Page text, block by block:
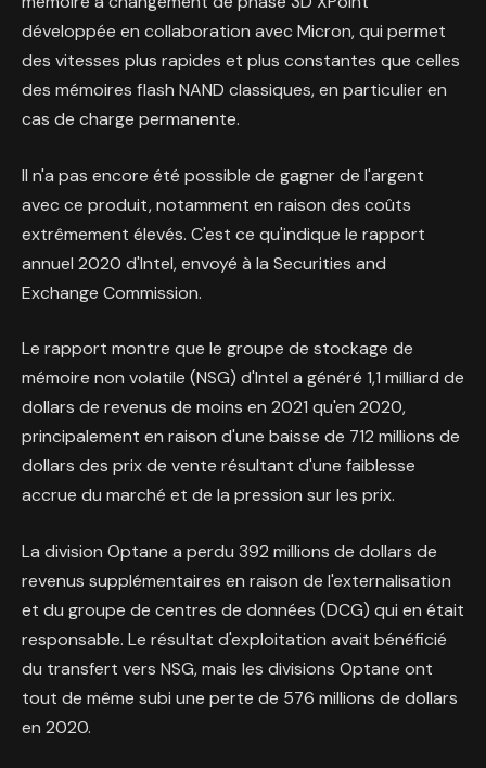
développée en collaboration avec Micron, qui permet
des vitesses plus rapides et plus constantes que celles
des mémoires flash NAND classiques, en particulier en
cas de charge permanente.
Il n'a pas encore été possible de gagner de l'argent
avec ce produit, notamment en raison des coûts
extrêmement élevés. C'est ce qu'indique le rapport
annuel 2020 d'Intel, envoyé à la Securities and
Exchange Commission.
Le rapport montre que le groupe de stockage de
mémoire non volatile (NSG) d'Intel a généré 1,1 milliard de
dollars de revenus de moins en 2021 qu'en 2020,
principalement en raison d'une baisse de 712 millions de
dollars des prix de vente résultant d'une faiblesse
accrue du marché et de la pression sur les prix.
La division Optane a perdu 392 millions de dollars de
revenus supplémentaires en raison de l'externalisation
et du groupe de centres de données (DCG) qui en était
responsable. Le résultat d'exploitation avait bénéficié
du transfert vers NSG, mais les divisions Optane ont
tout de même subi une perte de 576 millions de dollars
en 2020.